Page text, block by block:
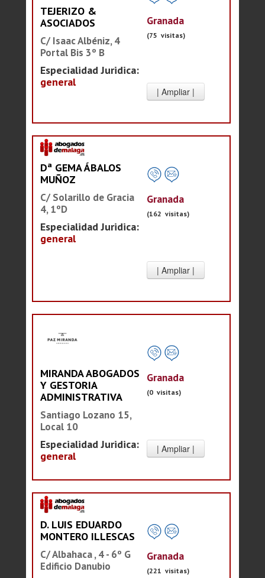
TEJERIZO &
ASOCIADOS
C/ Isaac Albéniz, 4
Portal Bis 3º B
Especialidad Juridica:
general
Granada
(75 visitas)
Dª GEMA ÁBALOS
MUÑOZ
C/ Solarillo de Gracia
4, 1ºD
Especialidad Juridica:
general
Granada
(162 visitas)
MIRANDA ABOGADOS
Y GESTORIA
ADMINISTRATIVA
Santiago Lozano 15,
Local 10
Especialidad Juridica:
general
Granada
(0 visitas)
D. LUIS EDUARDO
MONTERO ILLESCAS
C/ Albahaca , 4 - 6º G
Edificio Danubio
Granada
(221 visitas)